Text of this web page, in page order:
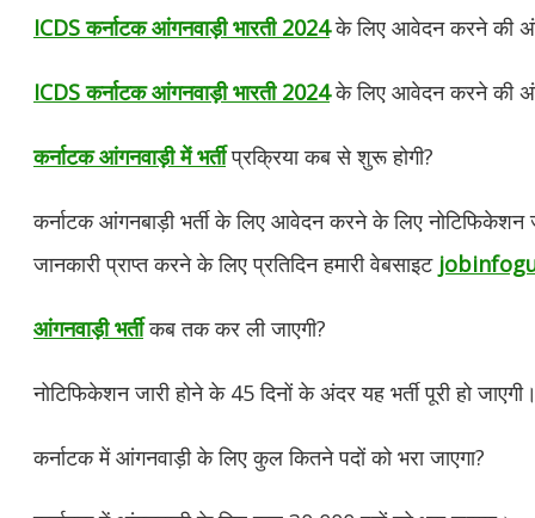
ICDS कर्नाटक आंगनवाड़ी भारती 2024के लिए आवेदन करने की
ICDS कर्नाटक आंगनवाड़ी भारती 2024के लिए आवेदन करने की
कर्नाटक आंगनवाड़ी में भर्ती प्रक्रिया कब से शुरू होगी?
कर्नाटक आंगनबाड़ी भर्ती के लिए आवेदन करने के लिए
जानकारी प्राप्त करने के लिए प्रतिदिन हमारी वेबसाइट
आंगनवाड़ी भर्तीकब तक कर ली जाएगी?
नोटिफिकेशन जारी होने के 45 दिनों के अंदर यह भर्ती पूरी हो
कर्नाटक में आंगनवाड़ी के लिए कुल कितने पदों को भरा जाएगा?